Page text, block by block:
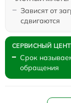
Зависят от
сдвигаются
Срок
обращения